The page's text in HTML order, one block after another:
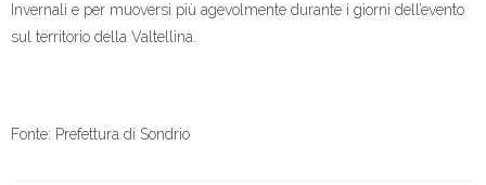
Invernali e per muoversi più agevolmente durante i giorni dell’evento
sul territorio della Valtellina.
Fonte: Prefettura di Sondrio